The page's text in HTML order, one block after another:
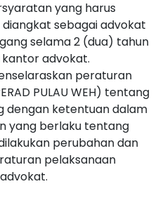
yang harus
sebagai advokat
selama 2 (dua) tahun
advokat.
peraturan
PULAU WEH) tentang
dengan ketentuan dalam
yang berlaku tentang
perubahan dan
pelaksanaan